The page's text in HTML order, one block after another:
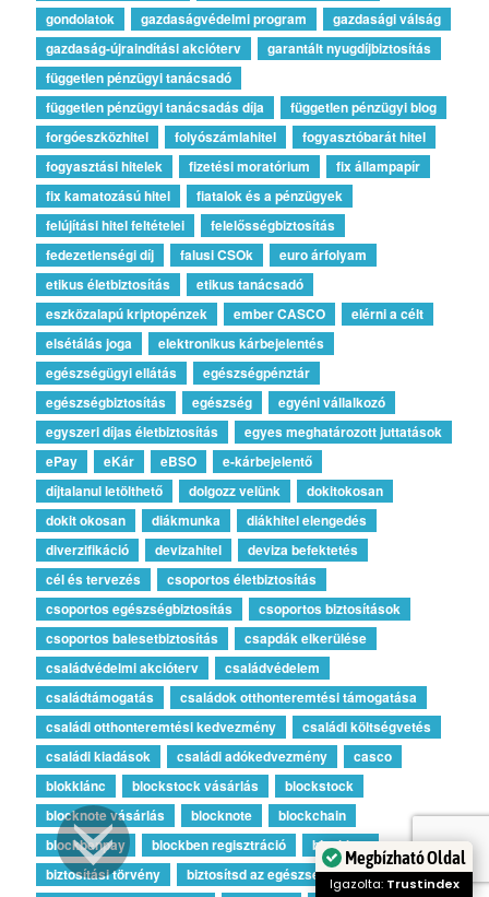
gondolatok
gazdaságvédelmi program
gazdasági válság
gazdaság-újraindítási akcióterv
garantált nyugdíjbiztosítás
független pénzügyi tanácsadó
független pénzügyi tanácsadás díja
független pénzügyi blog
forgóeszközhitel
folyószámlahitel
fogyasztóbarát hitel
fogyasztási hitelek
fizetési moratórium
fix állampapír
fix kamatozású hitel
fiatalok és a pénzügyek
felújítási hitel feltételei
felelősségbiztosítás
fedezetlenségi díj
falusi CSOk
euro árfolyam
etikus életbiztosítás
etikus tanácsadó
eszközalapú kriptopénzek
ember CASCO
elérni a célt
elsétálás joga
elektronikus kárbejelentés
egészségügyi ellátás
egészségpénztár
egészségbiztosítás
egészség
egyéni vállalkozó
egyszeri díjas életbiztosítás
egyes meghatározott juttatások
ePay
eKár eBSO
e-kárbejelentő
díjtalanul letölthető
dolgozz velünk
dokitokosan
dokit okosan
diákmunka
diákhitel elengedés
diverzifikáció
devizahitel
deviza befektetés
cél és tervezés
csoportos életbiztosítás
csoportos egészségbiztosítás
csoportos biztosítások
csoportos balesetbiztosítás
csapdák elkerülése
családvédelmi akcióterv
családvédelem
családtámogatás
családok otthonteremtési támogatása
családi otthonteremtési kedvezmény
családi költségvetés
családi kiadások
családi adókedvezmény
casco
blokklánc
blockstock vásárlás
blockstock
blocknote vásárlás
blocknote
blockchain
blockbenpay
blockben regisztráció
blockben
biztosítási törvény
biztosítsd az egészséged
Megbízható Oldal
Igazolta: Trustindex